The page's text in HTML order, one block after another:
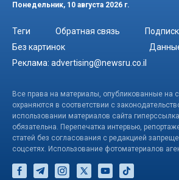
Понедельник, 10 августа 2026 г.
Теги Обратная связь
Без картинок
Реклама: advertising@newsru.co.il
Все права на материалы, опубликованные на
охраняются в соответствии с
использовании материалов сайта
обязательна. Перепечатка интервью,
статей без согласования с редакцией
соцсетях. Использование фотоматериалов